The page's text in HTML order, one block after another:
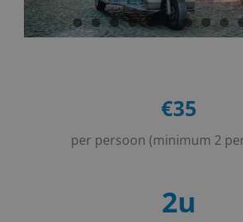
€35
per persoon (minimum 2
2u